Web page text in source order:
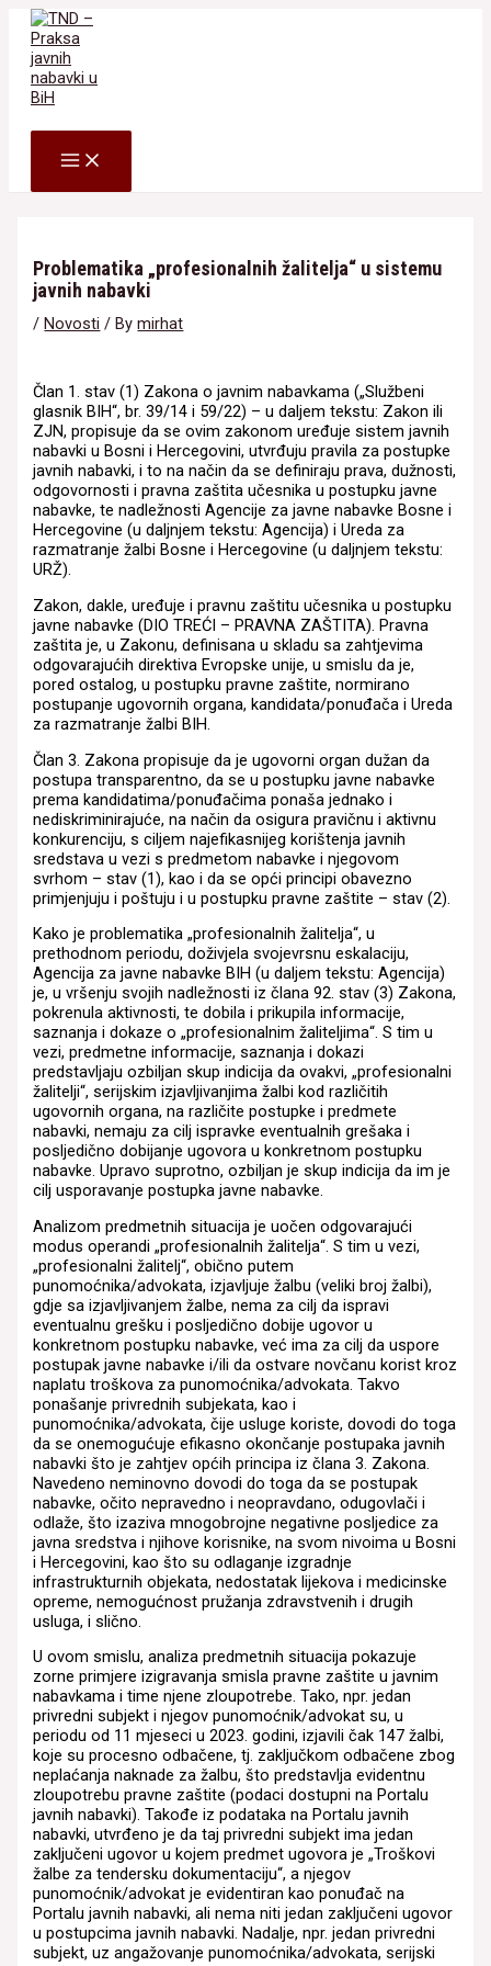
Skip
content
MAIN
MENU
Problematika „profesionalnih žalitelja“ u sistemu
javnih nabavki
/Novosti / Bymirhat
Član 1. stav (1) Zakona o javnim nabavkama („Službeni
glasnik BIH“, br. 39/14 i 59/22) – u daljem tekstu: Zakon ili
ZJN, propisuje da se ovim zakonom uređuje sistem javnih
nabavki u Bosni i Hercegovini, utvrđuju pravila za postupke
javnih nabavki, i to na način da se definiraju prava, dužnosti,
odgovornosti i pravna zaštita učesnika u postupku javne
nabavke, te nadležnosti Agencije za javne nabavke Bosne i
Hercegovine (u daljnjem tekstu: Agencija) i Ureda za
razmatranje žalbi Bosne i Hercegovine (u daljnjem tekstu:
URŽ).
Zakon, dakle, uređuje i pravnu zaštitu učesnika u postupku
javne nabavke (DIO TREĆI – PRAVNA ZAŠTITA). Pravna
zaštita je, u Zakonu, definisana u skladu sa zahtjevima
odgovarajućih direktiva Evropske unije, u smislu da je,
pored ostalog, u postupku pravne zaštite, normirano
postupanje ugovornih organa, kandidata/ponuđača i Ureda
za razmatranje žalbi BIH.
Član 3. Zakona propisuje da je ugovorni organ dužan da
postupa transparentno, da se u postupku javne nabavke
prema kandidatima/ponuđačima ponaša jednako i
nediskriminirajuće, na način da osigura pravičnu i aktivnu
konkurenciju, s ciljem najefikasnijeg korištenja javnih
sredstava u vezi s predmetom nabavke i njegovom
svrhom – stav (1), kao i da se opći principi obavezno
primjenjuju i poštuju i u postupku pravne zaštite – stav (2).
Kako je problematika „profesionalnih žalitelja“, u
prethodnom periodu, doživjela svojevrsnu eskalaciju,
Agencija za javne nabavke BIH (u daljem tekstu: Agencija)
je, u vršenju svojih nadležnosti iz člana 92. stav (3) Zakona,
pokrenula aktivnosti, te dobila i prikupila informacije,
saznanja i dokaze o „profesionalnim žaliteljima“. S tim u
vezi, predmetne informacije, saznanja i dokazi
predstavljaju ozbiljan skup indicija da ovakvi, „profesionalni
žalitelji“, serijskim izjavljivanjima žalbi kod različitih
ugovornih organa, na različite postupke i predmete
nabavki, nemaju za cilj ispravke eventualnih grešaka i
posljedično dobijanje ugovora u konkretnom postupku
nabavke. Upravo suprotno, ozbiljan je skup indicija da im je
cilj usporavanje postupka javne nabavke.
Analizom predmetnih situacija je uočen odgovarajući
modus operandi „profesionalnih žalitelja“. S tim u vezi,
„profesionalni žalitelj“, obično putem
punomoćnika/advokata, izjavljuje žalbu (veliki broj žalbi),
gdje sa izjavljivanjem žalbe, nema za cilj da ispravi
eventualnu grešku i posljedično dobije ugovor u
konkretnom postupku nabavke, već ima za cilj da uspore
postupak javne nabavke i/ili da ostvare novčanu korist kroz
naplatu troškova za punomoćnika/advokata. Takvo
ponašanje privrednih subjekata, kao i
punomoćnika/advokata, čije usluge koriste, dovodi do toga
da se onemogućuje efikasno okončanje postupaka javnih
nabavki što je zahtjev općih principa iz člana 3. Zakona.
Navedeno neminovno dovodi do toga da se postupak
nabavke, očito nepravedno i neopravdano, odugovlači i
odlaže, što izaziva mnogobrojne negativne posljedice za
javna sredstva i njihove korisnike, na svom nivoima u Bosni
i Hercegovini, kao što su odlaganje izgradnje
infrastrukturnih objekata, nedostatak lijekova i medicinske
opreme, nemogućnost pružanja zdravstvenih i drugih
usluga, i slično.
U ovom smislu, analiza predmetnih situacija pokazuje
zorne primjere izigravanja smisla pravne zaštite u javnim
nabavkama i time njene zloupotrebe. Tako, npr. jedan
privredni subjekt i njegov punomoćnik/advokat su, u
periodu od 11 mjeseci u 2023. godini, izjavili čak 147 žalbi,
koje su procesno odbačene, tj. zaključkom odbačene zbog
neplaćanja naknade za žalbu, što predstavlja evidentnu
zloupotrebu pravne zaštite (podaci dostupni na Portalu
javnih nabavki). Takođe iz podataka na Portalu javnih
nabavki, utvrđeno je da taj privredni subjekt ima jedan
zaključeni ugovor u kojem predmet ugovora je „Troškovi
žalbe za tendersku dokumentaciju“, a njegov
punomoćnik/advokat je evidentiran kao ponuđač na
Portalu javnih nabavki, ali nema niti jedan zaključeni ugovor
u postupcima javnih nabavki. Nadalje, npr. jedan privredni
subjekt, uz angažovanje punomoćnika/advokata, serijski